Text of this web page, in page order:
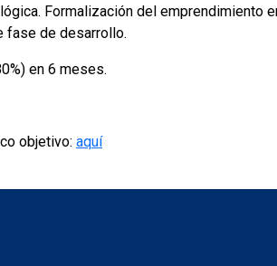
Formalización del emprendimiento
fase de desarrollo.
en 6 meses.
objetivo: aquí